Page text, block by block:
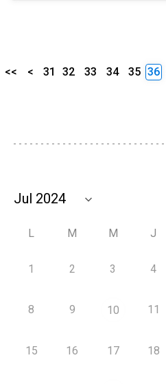
<< < 31 32 33 34 35 36
L M M J
1 2 3 4
8 9 10 11
15 16 17 18